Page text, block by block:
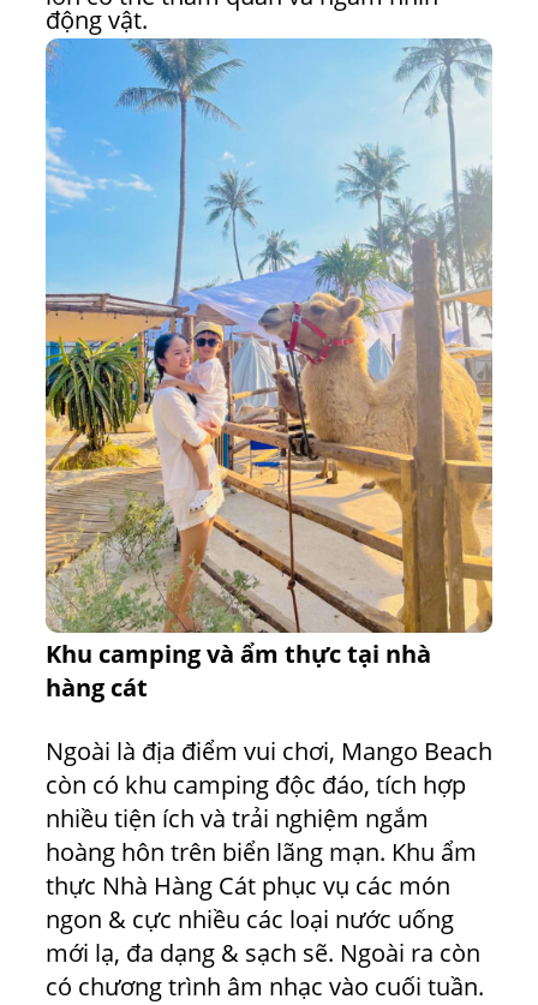
động vật.
Khu camping và ẩm thực tại nhà
hàng cát
Ngoài là địa điểm vui chơi, Mango Beach
còn có khu camping độc đáo, tích hợp
nhiều tiện ích và trải nghiệm ngắm
hoàng hôn trên biển lãng mạn. Khu ẩm
thực Nhà Hàng Cát phục vụ các món
ngon & cực nhiều các loại nước uống
mới lạ, đa dạng & sạch sẽ. Ngoài ra còn
có chương trình âm nhạc vào cuối tuần.